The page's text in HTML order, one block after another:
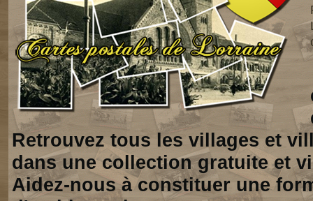
Retrouvez tous les villages et
dans une collection gratuite et
Aidez-nous à constituer une